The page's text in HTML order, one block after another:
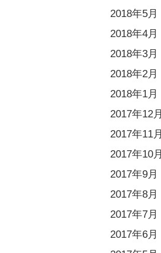
2018年5月
2018年4月
2018年3月
2018年2月
2018年1月
2017年12月
2017年11月
2017年10月
2017年9月
2017年8月
2017年7月
2017年6月